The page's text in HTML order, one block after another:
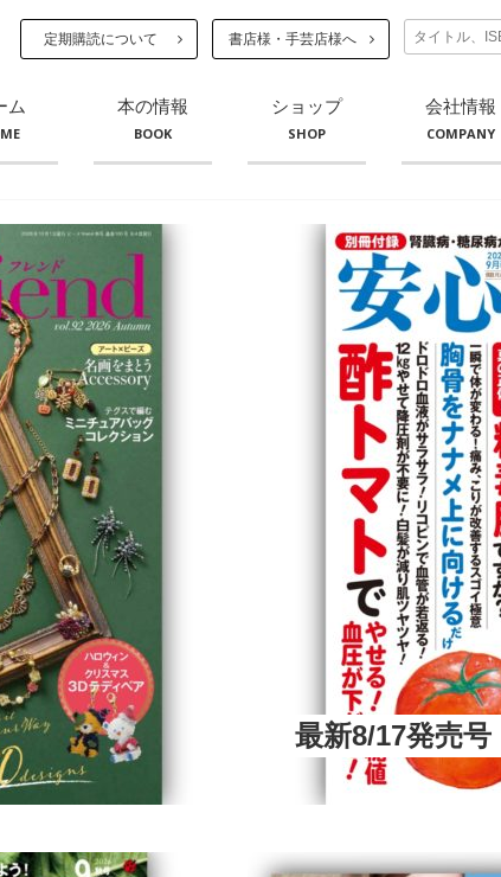
定期購読について 書店様・手芸店様へ
ム 本の情報
BOOK
ショップ
SHOP
会社情報
COMPANY
最新8/17発売号